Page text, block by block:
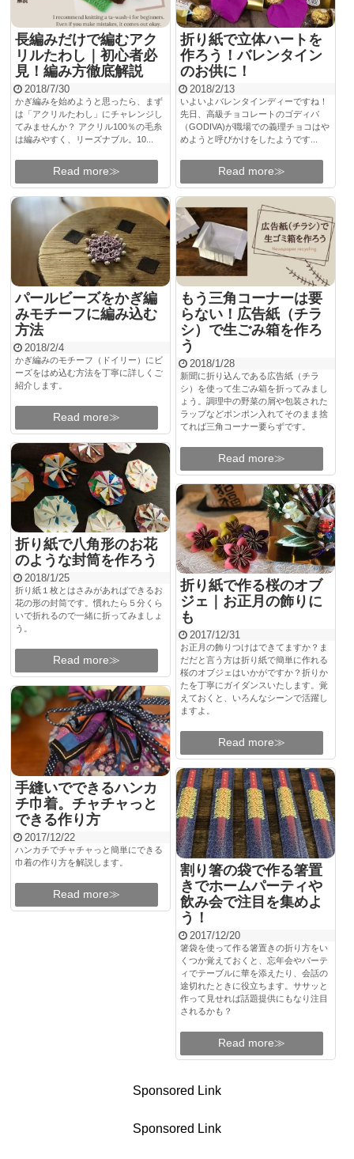
長編みだけで編むアク
リルたわし｜初心者必
見！編み方徹底解説
2018/7/30
かぎ編みを始めようと思ったら、まず
は「アクリルたわし」にチャレンジし
てみませんか？ アクリル100％の毛糸
は編みやすく、リーズナブル。10...
Read more≫
折り紙で立体ハートを
作ろう！バレンタイン
のお供に！
2018/2/13
いよいよバレンタインディーですね！
先日、高級チョコレートのゴディバ
（GODIVA)が職場での義理チョコはや
めようと呼びかけをしたようです...
Read more≫
パールビーズをかぎ編
みモチーフに編み込む
方法
2018/2/4
かぎ編みのモチーフ（ドイリー）にビ
ーズをはめ込む方法を丁寧に詳しくご
紹介します。
Read more≫
もう三角コーナーは要
らない！広告紙（チラ
シ）で生ごみ箱を作ろ
う
2018/1/28
新聞に折り込んである広告紙（チラ
シ）を使って生ごみ箱を折ってみまし
ょう。調理中の野菜の屑や包装された
ラップなどポンポン入れてそのまま捨
てれば三角コーナー要らずです。
Read more≫
折り紙で八角形のお花
のような封筒を作ろう
2018/1/25
折り紙１枚とはさみがあればできるお
花の形の封筒です。慣れたら５分くら
いで折れるので一緒に折ってみましょ
う。
Read more≫
折り紙で作る桜のオブ
ジェ｜お正月の飾りに
も
2017/12/31
お正月の飾りつけはできてますか？ま
だだと言う方は折り紙で簡単に作れる
桜のオブジェはいかがですか？折りか
たを丁寧にガイダンスいたします。覚
えておくと、いろんなシーンで活躍し
ますよ。
Read more≫
手縫いでできるハンカ
チ巾着。チャチャっと
できる作り方
2017/12/22
ハンカチでチャチャっと簡単にできる
巾着の作り方を解説します。
Read more≫
割り箸の袋で作る箸置
きでホームパーティや
飲み会で注目を集めよ
う！
2017/12/20
箸袋を使って作る箸置きの折り方をい
くつか覚えておくと、忘年会やパーテ
ィでテーブルに華を添えたり、会話の
途切れたときに役立ちます。ササッと
作って見せれば話題提供にもなり注目
されるかも？
Read more≫
Sponsored Link
Sponsored Link